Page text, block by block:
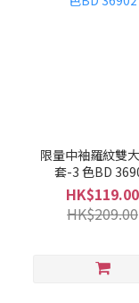
限量中袖羅紋雙
套-3 色BD
HK$119.00
HK$209.00